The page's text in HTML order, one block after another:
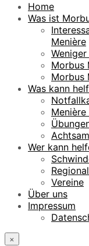
Home
Was ist
Menière
Morbus
Morbus
Was kann
Wer kann
Vereine
Über uns
Impressum
×